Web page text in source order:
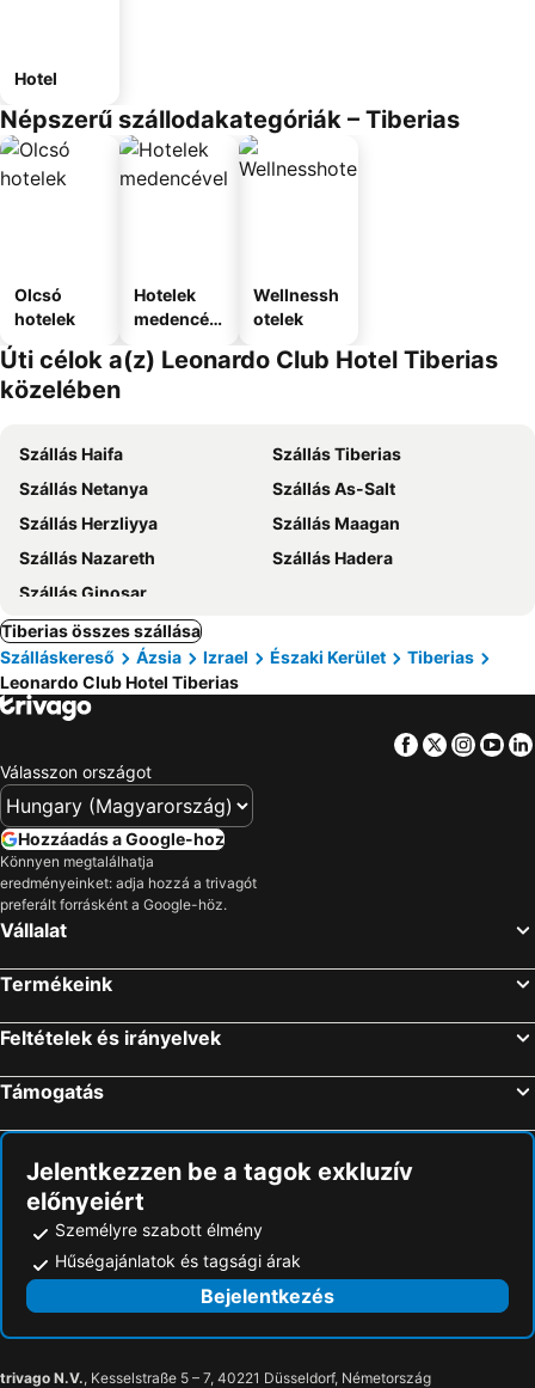
Hotel
Népszerű szállodakategóriák – Tiberias
Olcsó
hotelek
Hotelek
medencév
Wellnessh
otelek
Úti célok a(z) Leonardo Club Hotel Tiberias
közelében
Szállás Haifa
Szállás Tiberias
Szállás Netanya
Szállás As-Salt
Szállás Herzliyya
Szállás Maagan
Szállás Nazareth
Szállás Hadera
Szállás Ginosar
Tiberias összes szállása
Szálláskereső
Ázsia Izrael Északi Kerület
Tiberias
Leonardo Club Hotel Tiberias
Facebook
Twitter
Válasszon országot
Hozzáadás a Google-hoz
Könnyen megtalálhatja
eredményeinket: adja hozzá a trivagót
preferált forrásként a Google-höz.
Vállalat
Termékeink
Feltételek és irányelvek
Támogatás
Jelentkezzen be a tagok exkluzív
előnyeiért
Személyre szabott élmény
Hűségajánlatok és tagsági árak
Bejelentkezés
trivago N.V., Kesselstraße 5 – 7, 40221 Düsseldorf, Németország